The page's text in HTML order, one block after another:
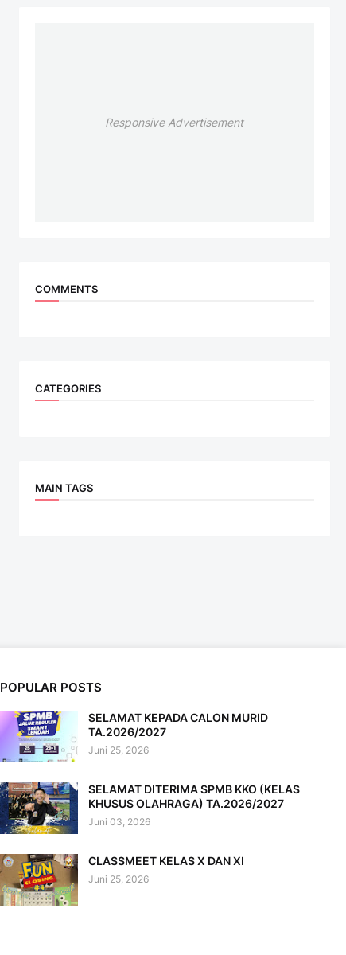
Responsive Advertisement
COMMENTS
CATEGORIES
MAIN TAGS
POPULAR POSTS
SELAMAT KEPADA CALON MURID
TA.2026/2027
Juni 25, 2026
SELAMAT DITERIMA SPMB KKO (KELAS
KHUSUS OLAHRAGA) TA.2026/2027
Juni 03, 2026
CLASSMEET KELAS X DAN XI
Juni 25, 2026